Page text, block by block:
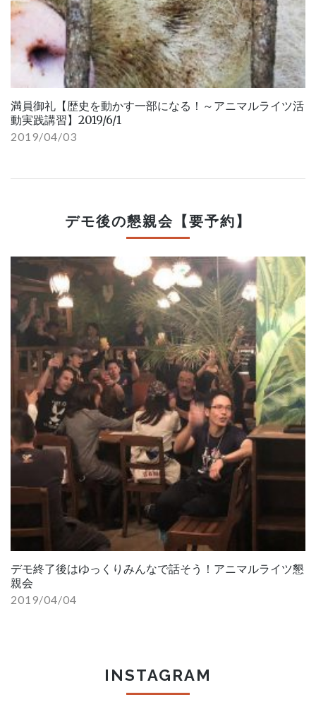
満員御礼【歴史を動かす一部になる！～アニマルライツ活
動実践講習】2019/6/1
2019/04/03
デモ後の懇親会【要予約】
デモ終了後はゆっくりみんなで話そう！アニマルライツ懇
親会
2019/04/04
INSTAGRAM